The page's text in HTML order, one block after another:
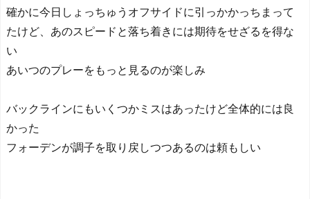
確かに今日しょっちゅうオフサイドに引っかかっちまって
たけど、あのスピードと落ち着きには期待をせざるを得な
い
あいつのプレーをもっと見るのが楽しみ
バックラインにもいくつかミスはあったけど全体的には良
かった
フォーデンが調子を取り戻しつつあるのは頼もしい